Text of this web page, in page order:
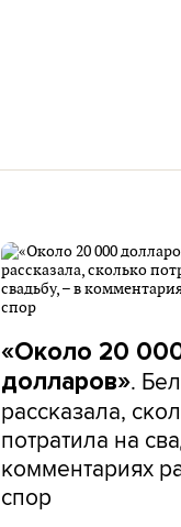
«Около 20
долларов».
рассказала,
потратила на
комментариях
спор